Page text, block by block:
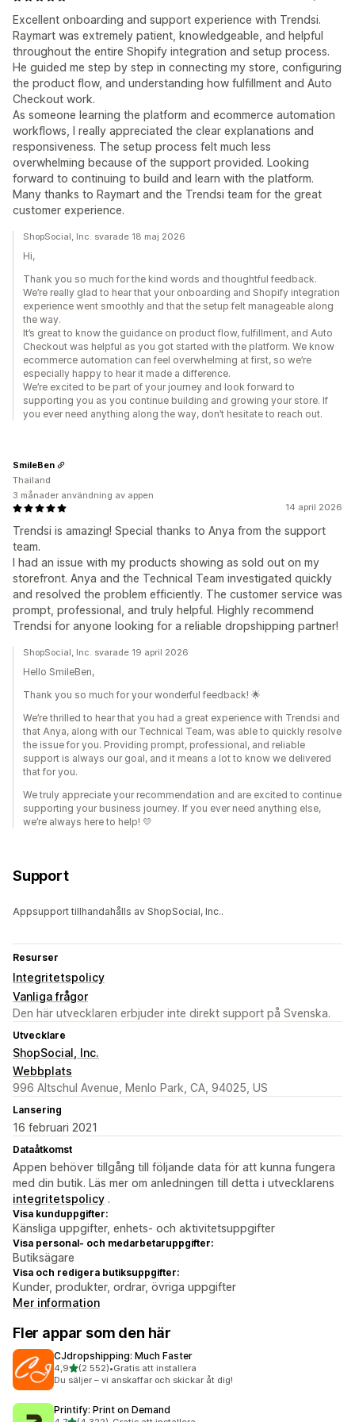
Excellent onboarding and support experience with Trendsi.
Raymart was extremely patient, knowledgeable, and helpful
throughout the entire Shopify integration and setup process.
He guided me step by step in connecting my store, configuring
the product flow, and understanding how fulfillment and Auto
Checkout work.
As someone learning the platform and ecommerce automation
workflows, I really appreciated the clear explanations and
responsiveness. The setup process felt much less
overwhelming because of the support provided. Looking
forward to continuing to build and learn with the platform.
Many thanks to Raymart and the Trendsi team for the great
customer experience.
ShopSocial, Inc. svarade 18 maj 2026
Hi,
Thank you so much for the kind words and thoughtful feedback.
We’re really glad to hear that your onboarding and Shopify integration
experience went smoothly and that the setup felt manageable along
the way.
It’s great to know the guidance on product flow, fulfillment, and Auto
Checkout was helpful as you got started with the platform. We know
ecommerce automation can feel overwhelming at first, so we’re
especially happy to hear it made a difference.
We’re excited to be part of your journey and look forward to
supporting you as you continue building and growing your store. If
you ever need anything along the way, don’t hesitate to reach out.
14 april 2026
Trendsi is amazing! Special thanks to Anya from the support
team.
I had an issue with my products showing as sold out on my
storefront. Anya and the Technical Team investigated quickly
and resolved the problem efficiently. The customer service was
prompt, professional, and truly helpful. Highly recommend
Trendsi for anyone looking for a reliable dropshipping partner!
SmileBen
Thailand
3 månader användning av appen
ShopSocial, Inc. svarade 19 april 2026
Hello SmileBen,
Thank you so much for your wonderful feedback! 🌟
We’re thrilled to hear that you had a great experience with Trendsi and
that Anya, along with our Technical Team, was able to quickly resolve
the issue for you. Providing prompt, professional, and reliable
support is always our goal, and it means a lot to know we delivered
that for you.
We truly appreciate your recommendation and are excited to continue
supporting your business journey. If you ever need anything else,
we’re always here to help! 💛
Support
Appsupport tillhandahålls av ShopSocial, Inc..
Resurser
Integritetspolicy
Vanliga frågor
Den här utvecklaren erbjuder inte direkt support på Svenska.
Utvecklare
ShopSocial, Inc.
Webbplats
996 Altschul Avenue, Menlo Park, CA, 94025, US
Lansering
16 februari 2021
Dataåtkomst
Appen behöver tillgång till följande data för att kunna fungera
med din butik. Läs mer om anledningen till detta i utvecklarens
integritetspolicy .
Visa kunduppgifter:
Känsliga uppgifter, enhets- och aktivitetsuppgifter
Visa personal- och medarbetaruppgifter:
Butiksägare
Visa och redigera butiksuppgifter:
Kunder, produkter, ordrar, övriga uppgifter
Mer information
Fler appar som den här
CJdropshipping: Much Faster
4,9av 5 stjärnor
(2 552)
2552 recensioner totalt
•Gratis att installera
Du säljer – vi anskaffar och skickar åt dig!
Printify: Print on Demand